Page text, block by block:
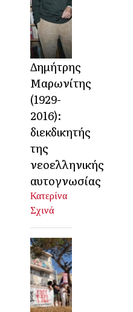
Δημήτρης
Μαρωνίτης
(1929-
2016):
διεκδικητής
της
νεοελληνικής
αυτογνωσίας
Κατερίνα
Σχινά